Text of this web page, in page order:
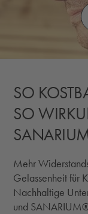
SO
SO
Mehr
Gelassenheit für
Nachhaltige
und